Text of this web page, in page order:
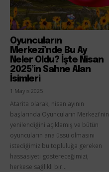
Oyuncuların
Merkezi’nde Bu Ay
Neler Oldu? İşte Nisan
2025’in Sahne Alan
İsimleri
1 Mayıs 2025
Atarita olarak, nisan ayının
başlarında Oyuncuların Merkezi'nin
yenilendiğini açıklamış ve bütün
oyuncuların ana üssü olmasını
istediğimiz bu topluluğa gereken
hassasiyeti göstereceğimizi,
herkese sağlıklı bir...